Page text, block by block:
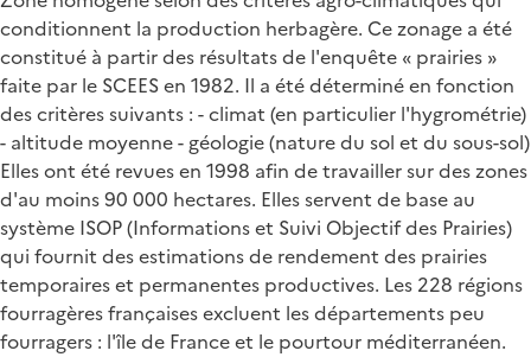
conditionnent la production herbagère. Ce zonage a été
constitué à partir des résultats de l'enquête « prairies »
faite par le SCEES en 1982. Il a été déterminé en fonction
des critères suivants : - climat (en particulier l'hygrométrie)
- altitude moyenne - géologie (nature du sol et du sous-sol)
Elles ont été revues en 1998 afin de travailler sur des zones
d'au moins 90 000 hectares. Elles servent de base au
système ISOP (Informations et Suivi Objectif des Prairies)
qui fournit des estimations de rendement des prairies
temporaires et permanentes productives. Les 228 régions
fourragères françaises excluent les départements peu
fourragers : l'île de France et le pourtour méditerranéen.